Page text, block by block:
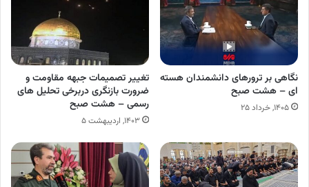
نگاهی بر ترورهای دانشمندان هسته
ای – هشت صبح
۱۴۰۵, خرداد ۲۵
تغییر تصمیمات جبهه مقاومت و
ضرورت بازنگری دربرخی تحلیل های
رسمی – هشت صبح
۱۴۰۳, اردیبهشت ۵